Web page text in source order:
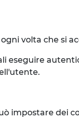
volta che si
eseguire
impostare dei